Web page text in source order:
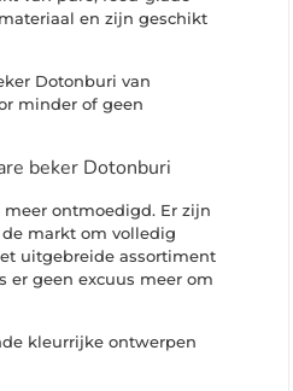
en zijn geschikt
Dotonburi van
minder of geen
beker Dotonburi
ontmoedigd. Er zijn
markt om volledig
uitgebreide assortiment
er geen excuus meer om
kleurrijke ontwerpen